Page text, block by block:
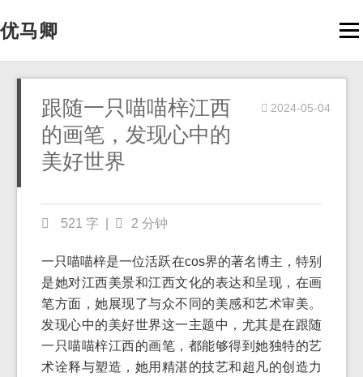
优马卿
跟随一只喵喵梓江西
的画笔，发现心中的
美好世界
2024-05-04
521 字 2 分钟
一只喵喵梓是一位活跃在cos界的著名博主，特别
是她对江西美景和江西文化的表达和呈现，在画
笔方面，她展现了与众不同的美感和艺术审美。
发现心中的美好世界这一主题中，尤其是在跟随
一只喵喵梓江西的画笔，都能够得到她独特的艺
术诠释与塑造，她用精湛的技艺和超凡的创造力